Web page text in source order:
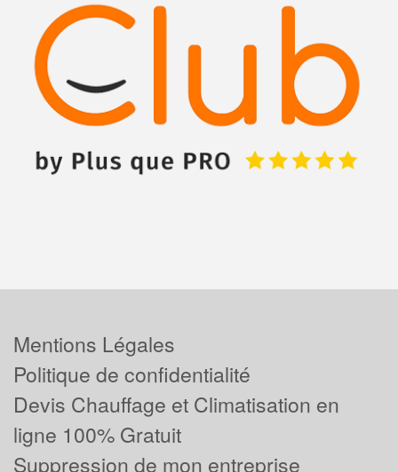
Mentions Légales
Politique de confidentialité
Devis Chauffage et Climatisation en
ligne 100% Gratuit
Suppression de mon entreprise